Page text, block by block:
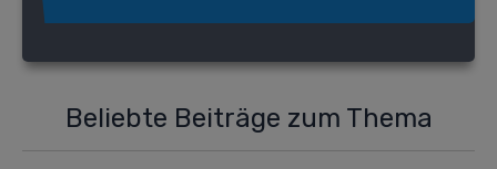
Beliebte Beiträge zum Thema